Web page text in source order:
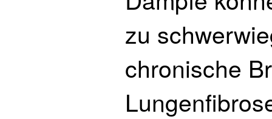
zu
chronische